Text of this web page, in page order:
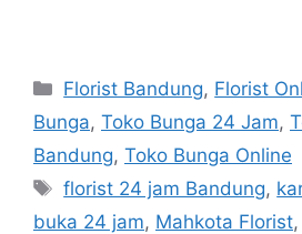
Florist Bandung, Florist
Bunga, Toko Bunga 24 Jam,
Bandung, Toko Bunga Online
florist 24 jam Bandung,
buka 24 jam, Mahkota Florist,